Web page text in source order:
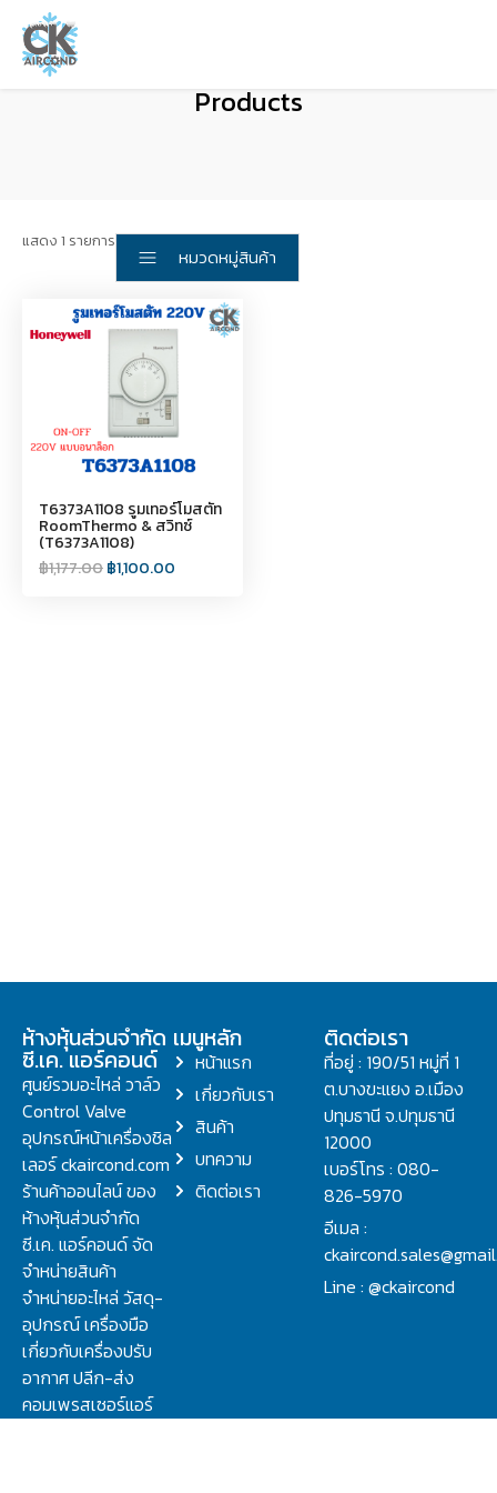
Products
แสดง 1 รายการ
หมวดหมู่สินค้า
T6373A1108 รูมเทอร์โมสตัท
RoomThermo & สวิทซ์
(T6373A1108)
฿1,177.00฿1,100.00
ห้างหุ้นส่วนจำกัด
ซี.เค. แอร์คอนด์
ศูนย์รวมอะไหล่ วาล์ว
Control Valve
อุปกรณ์หน้าเครื่องชิล
เลอร์ ckaircond.com
ร้านค้าออนไลน์ ของ
ห้างหุ้นส่วนจำกัด
ซี.เค. แอร์คอนด์ จัด
จำหน่ายสินค้า
จำหน่ายอะไหล่ วัสดุ-
อุปกรณ์ เครื่องมือ
เกี่ยวกับเครื่องปรับ
อากาศ ปลีก-ส่ง
คอมเพรสเซอร์แอร์
เมนูหลัก
หน้าแรก
เกี่ยวกับเรา
สินค้า
บทความ
ติดต่อเรา
ติดต่อเรา
ที่อยู่ : 190/51 หมู่ที่ 1
ต.บางขะแยง อ.เมือง
ปทุมธานี จ.ปทุมธานี
12000
เบอร์โทร : 080-
826-5970
อีเมล :
Line : @ckaircond